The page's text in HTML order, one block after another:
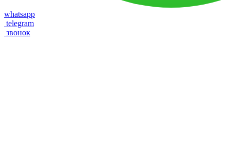
whatsapp
telegram
звонок